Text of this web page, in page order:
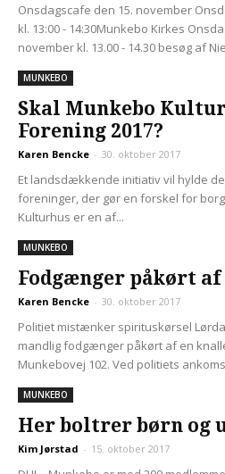
Onsdagscafe den 15. november
kl. 13:00 - 14:30Munkebo Kirkes
november kl. 13.00 - 14.30 besøg af
MUNKEBO
Skal Munkebo
Forening 2017?
Karen Bencke - 30. oktober 2017
Et landsdækkende initiativ vil hylde
foreninger, der gør en forskel for
Kulturhus er en af...
MUNKEBO
Fodgænger påkørt
Karen Bencke - 30. oktober 2017
Politiet mistænker spirituskørsel
mandlig fodgænger påkørt af en
Munkebovej 102. Ved politiets
MUNKEBO
Her boltrer børn og
Kim Jørstad - 15. oktober 2017